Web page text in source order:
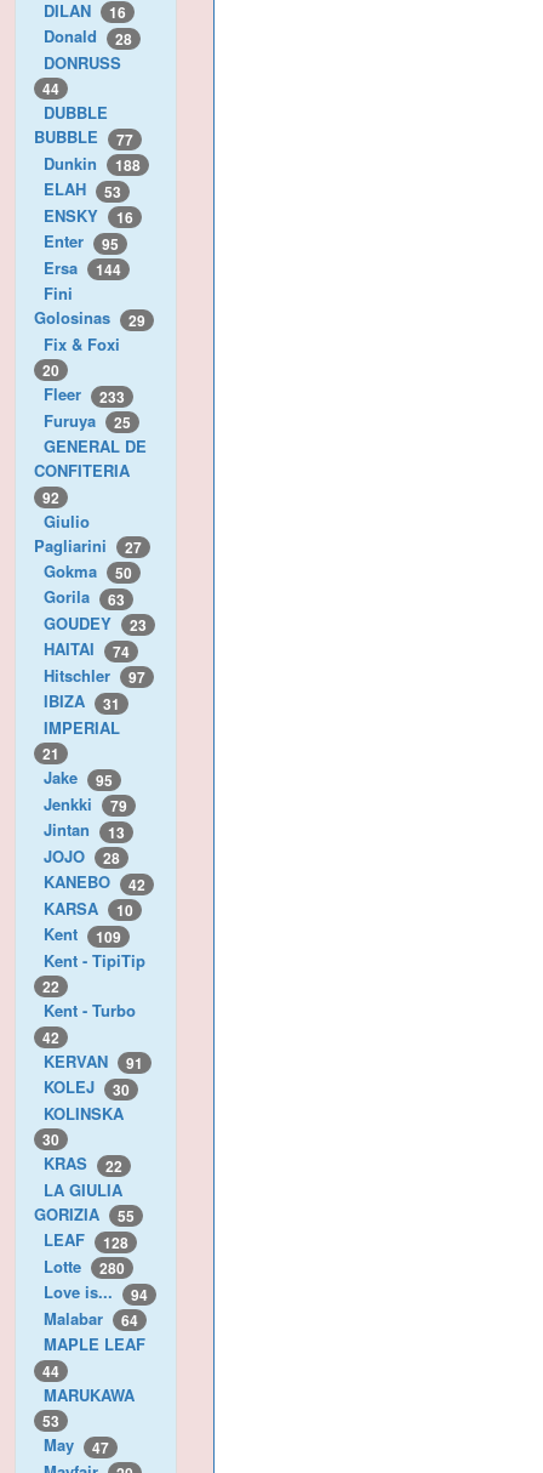
DILAN 16
Donald 28
DONRUSS
44
DUBBLE
BUBBLE
77
Dunkin 188
ELAH 53
ENSKY 16
Enter 95
Ersa 144
Fini
Golosinas
29
Fix & Foxi
20
Fleer 233
Furuya 25
GENERAL DE
CONFITERIA
92
Giulio
Pagliarini
27
Gokma 50
Gorila 63
GOUDEY 23
HAITAI 74
Hitschler 97
IBIZA 31
IMPERIAL
21
Jake 95
Jenkki 79
Jintan 13
JOJO 28
KANEBO 42
KARSA 10
Kent 109
Kent - TipiTip
22
Kent - Turbo
42
KERVAN 91
KOLEJ 30
KOLINSKA
30
KRAS 22
LA GIULIA
GORIZIA
55
LEAF 128
Lotte 280
Love is... 94
Malabar 64
MAPLE LEAF
44
MARUKAWA
53
May 47